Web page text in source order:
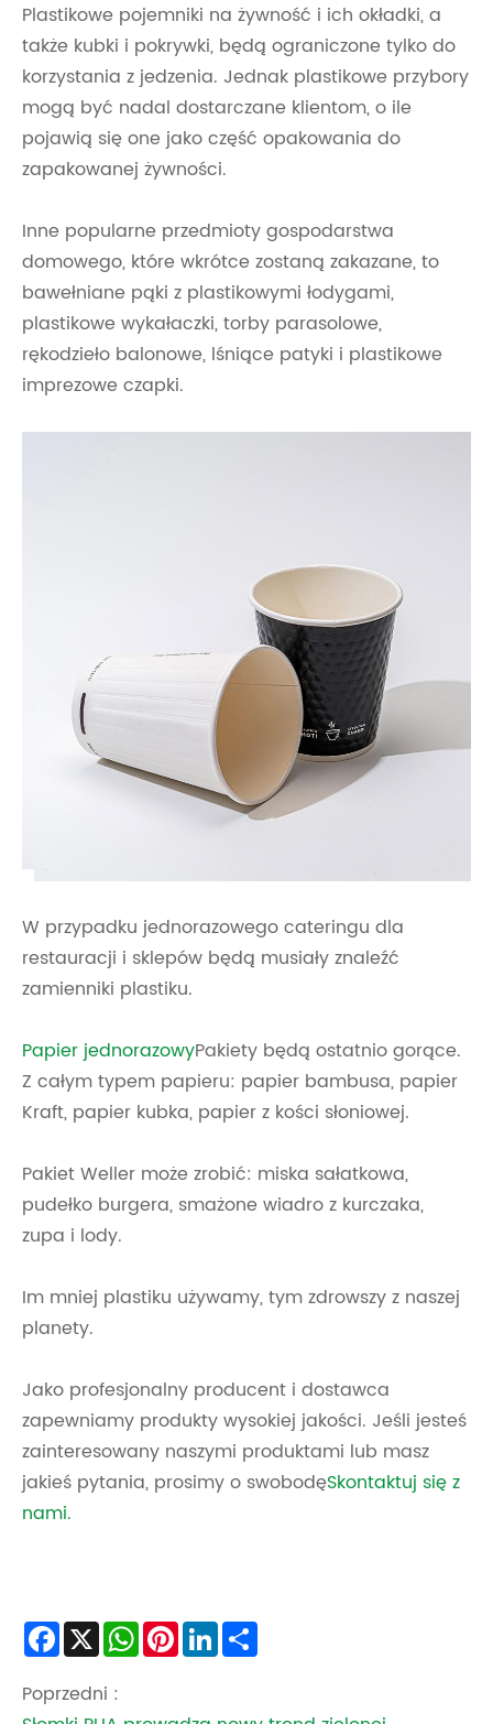
Plastikowe pojemniki na żywność i ich okładki, a
także kubki i pokrywki, będą ograniczone tylko do
korzystania z jedzenia. Jednak plastikowe przybory
mogą być nadal dostarczane klientom, o ile
pojawią się one jako część opakowania do
zapakowanej żywności.
Inne popularne przedmioty gospodarstwa
domowego, które wkrótce zostaną zakazane, to
bawełniane pąki z plastikowymi łodygami,
plastikowe wykałaczki, torby parasolowe,
rękodzieło balonowe, lśniące patyki i plastikowe
imprezowe czapki.
W przypadku jednorazowego cateringu dla
restauracji i sklepów będą musiały znaleźć
zamienniki plastiku.
Papier jednorazowyPakiety będą ostatnio gorące.
Z całym typem papieru: papier bambusa, papier
Kraft, papier kubka, papier z kości słoniowej.
Pakiet Weller może zrobić: miska sałatkowa,
pudełko burgera, smażone wiadro z kurczaka,
zupa i lody.
Im mniej plastiku używamy, tym zdrowszy z naszej
planety.
Jako profesjonalny producent i dostawca
zapewniamy produkty wysokiej jakości. Jeśli jesteś
zainteresowany naszymi produktami lub masz
jakieś pytania, prosimy o swobodęSkontaktuj się z
nami.
Facebook
X WhatsApp
PinterestLinkedIn
Poprzedni :